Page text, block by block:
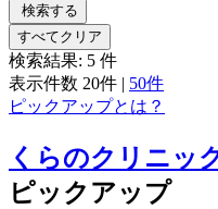
検索する
すべてクリア
検索結果: 5 件
表示件数 20件 | 50件
ピックアップとは？
くらのクリニッ
ピックアップ